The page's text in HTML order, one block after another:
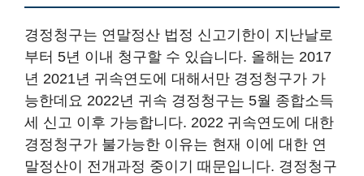
경정청구는 연말정산 법정 신고기한이 지난날로
부터 5년 이내 청구할 수 있습니다. 올해는 2017
년 2021년 귀속연도에 대해서만 경정청구가 가
능한데요 2022년 귀속 경정청구는 5월 종합소득
세 신고 이후 가능합니다. 2022 귀속연도에 대한
경정청구가 불가능한 이유는 현재 이에 대한 연
말정산이 전개과정 중이기 때문입니다. 경정청구